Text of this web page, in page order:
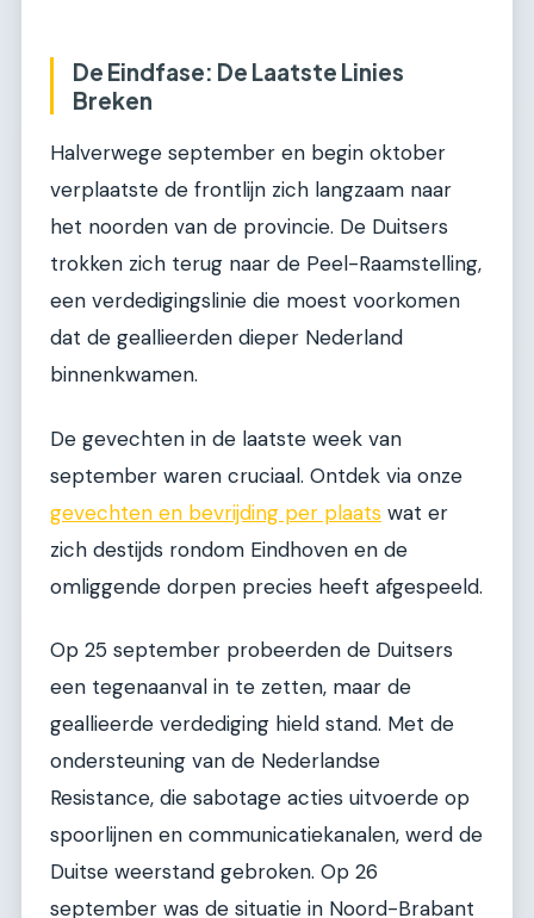
De Eindfase: De Laatste Linies
Breken
Halverwege september en begin oktober
verplaatste de frontlijn zich langzaam naar
het noorden van de provincie. De Duitsers
trokken zich terug naar de Peel-Raamstelling,
een verdedigingslinie die moest voorkomen
dat de geallieerden dieper Nederland
binnenkwamen.
De gevechten in de laatste week van
september waren cruciaal. Ontdek via onze
gevechten en bevrijding per plaats wat er
zich destijds rondom Eindhoven en de
omliggende dorpen precies heeft afgespeeld.
Op 25 september probeerden de Duitsers
een tegenaanval in te zetten, maar de
geallieerde verdediging hield stand. Met de
ondersteuning van de Nederlandse
Resistance, die sabotage acties uitvoerde op
spoorlijnen en communicatiekanalen, werd de
Duitse weerstand gebroken. Op 26
september was de situatie in Noord-Brabant